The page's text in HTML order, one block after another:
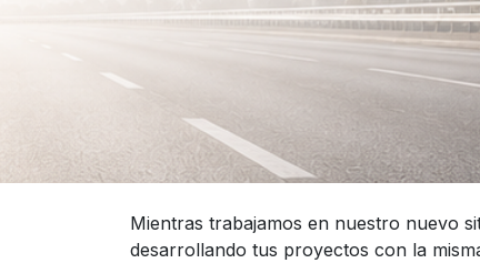
Mientras trabajamos en nuestro nuevo
desarrollando tus proyectos con la